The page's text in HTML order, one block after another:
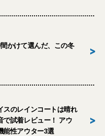
かけて選んだ、この冬
>
スのレインコートは晴れ
で試着レビュー！ アウ
能性アウター3選
>